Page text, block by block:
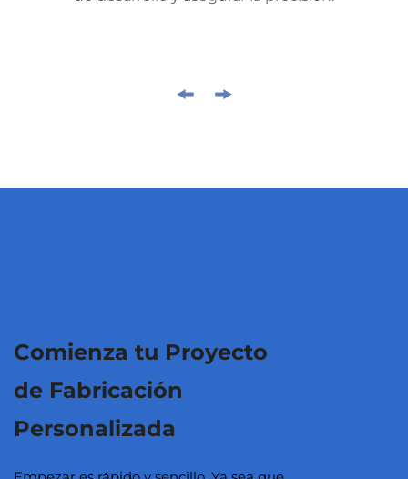
Comienza tu Proyecto
de Fabricación
Personalizada